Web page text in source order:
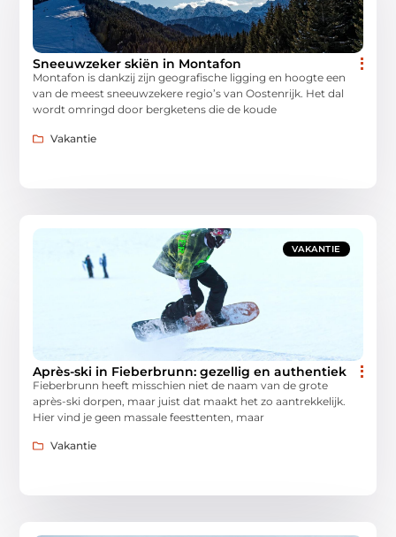
Sneeuwzeker skiën in Montafon
Montafon is dankzij zijn geografische ligging en hoogte een
van de meest sneeuwzekere regio’s van Oostenrijk. Het dal
wordt omringd door bergketens die de koude
Vakantie
VAKANTIE
Après-ski in Fieberbrunn: gezellig en authentiek
Fieberbrunn heeft misschien niet de naam van de grote
après-ski dorpen, maar juist dat maakt het zo aantrekkelijk.
Hier vind je geen massale feesttenten, maar
Vakantie